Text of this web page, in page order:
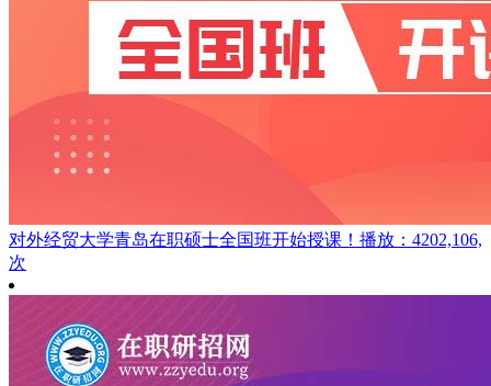
对外经贸大学青岛在职硕士全国班开始授课！ 播放：4202,106,
次